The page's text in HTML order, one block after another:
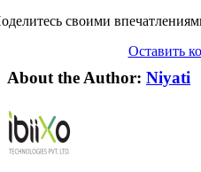
своими
Оставить
About the Author: Niyati